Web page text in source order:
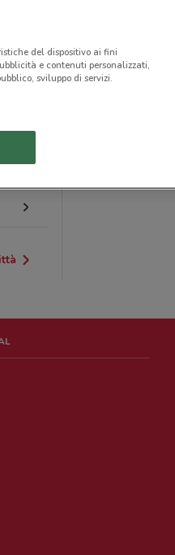
del dispositivo ai fini
e contenuti personalizzati,
sviluppo di servizi.